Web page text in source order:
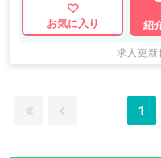
お気に入り
紹
求人更
1